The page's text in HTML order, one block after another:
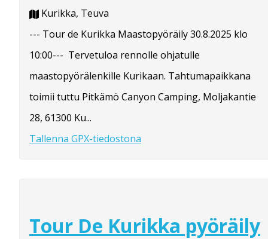
Kurikka, Teuva
--- Tour de Kurikka Maastopyöräily 30.8.2025 klo
10:00--- Tervetuloa rennolle ohjatulle
maastopyörälenkille Kurikaan. Tahtumapaikkana
toimii tuttu Pitkämö Canyon Camping, Moljakantie
28, 61300 Ku...
Tallenna GPX-tiedostona
Tour De Kurikka pyöräily